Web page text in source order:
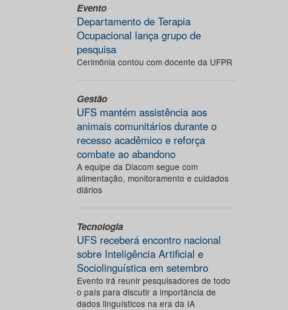
Evento
Departamento de Terapia
Ocupacional lança grupo de
pesquisa
Cerimônia contou com docente da UFPR
Gestão
UFS mantém assistência aos
animais comunitários durante o
recesso acadêmico e reforça
combate ao abandono
A equipe da Diacom segue com
alimentação, monitoramento e cuidados
diários
Tecnologia
UFS receberá encontro nacional
sobre Inteligência Artificial e
Sociolinguística em setembro
Evento irá reunir pesquisadores de todo
o país para discutir a importância de
dados linguísticos na era da IA